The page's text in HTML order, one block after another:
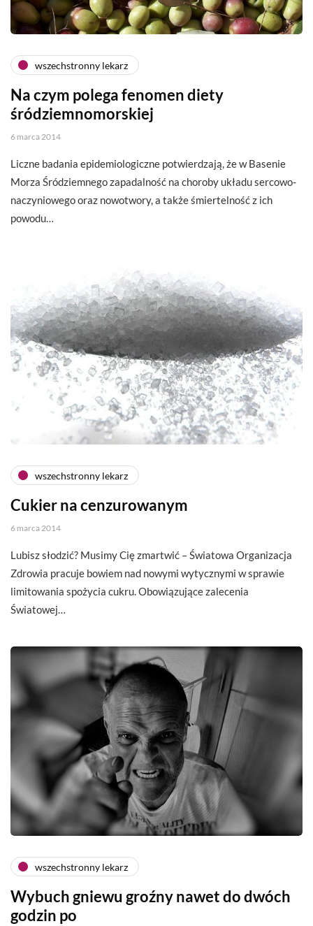
wszechstronny lekarz
Na czym polega fenomen diety
śródziemnomorskiej
6 marca 2014
Liczne badania epidemiologiczne potwierdzają, że w Basenie
Morza Śródziemnego zapadalność na choroby układu sercowo-
naczyniowego oraz nowotwory, a także śmiertelność z ich
powodu…
wszechstronny lekarz
Cukier na cenzurowanym
6 marca 2014
Lubisz słodzić? Musimy Cię zmartwić – Światowa Organizacja
Zdrowia pracuje bowiem nad nowymi wytycznymi w sprawie
limitowania spożycia cukru. Obowiązujące zalecenia
Światowej…
wszechstronny lekarz
Wybuch gniewu groźny nawet do dwóch
godzin po